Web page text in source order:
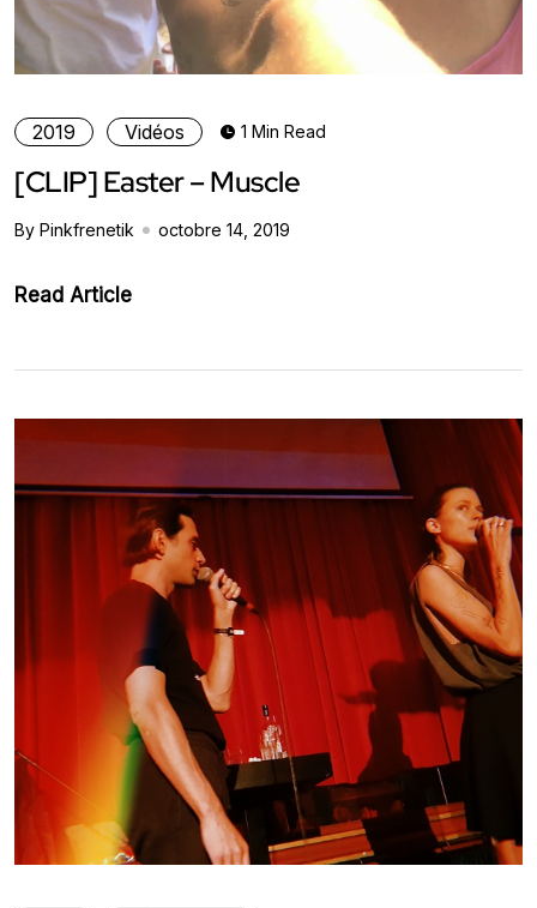
2019 Vidéos 1 Min Read
[CLIP] Easter – Muscle
By Pinkfrenetik octobre 14, 2019
Read Article